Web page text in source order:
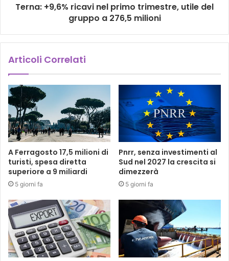
Terna: +9,6% ricavi nel primo trimestre, utile del
gruppo a 276,5 milioni
Articoli Correlati
A Ferragosto 17,5 milioni di
turisti, spesa diretta
superiore a 9 miliardi
5 giorni fa
Pnrr, senza investimenti al
Sud nel 2027 la crescita si
dimezzerà
5 giorni fa